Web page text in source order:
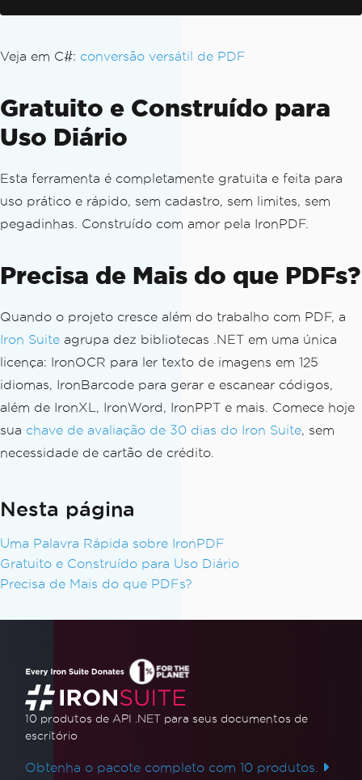
Veja em C#: conversão versátil de PDF
Gratuito e Construído para
Uso Diário
Esta ferramenta é completamente gratuita e feita para
uso prático e rápido, sem cadastro, sem limites, sem
pegadinhas. Construído com amor pela IronPDF.
Precisa de Mais do que PDFs?
Quando o projeto cresce além do trabalho com PDF, a
Iron Suite agrupa dez bibliotecas .NET em uma única
licença: IronOCR para ler texto de imagens em 125
idiomas, IronBarcode para gerar e escanear códigos,
além de IronXL, IronWord, IronPPT e mais. Comece hoje
sua chave de avaliação de 30 dias do Iron Suite, sem
necessidade de cartão de crédito.
Nesta página
Uma Palavra Rápida sobre IronPDF
Gratuito e Construído para Uso Diário
Precisa de Mais do que PDFs?
10 produtos de API .NET para seus documentos de
escritório
Obtenha o pacote completo com 10 produtos.